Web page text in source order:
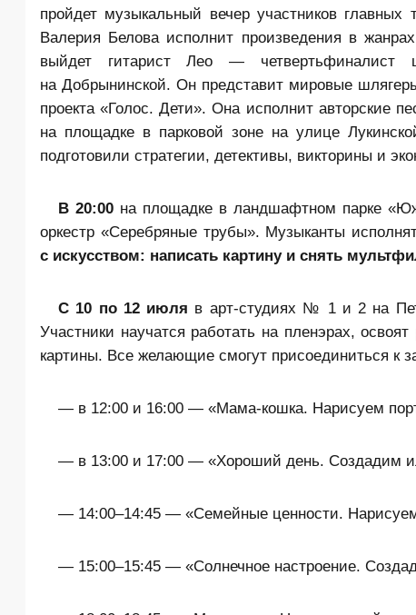
пройдет музыкальный вечер участников
Валерия Белова исполнит произведения в
выйдет гитарист Лео — четвертьфиналист
на Добрынинской. Он представит мировые
проекта «Голос. Дети». Она исполнит авторские
на площадке в парковой зоне на улице
подготовили стратегии, детективы, викторины и
В 20:00 на площадке в ландшафтном парке
оркестр «Серебряные трубы». Музыканты
с искусством: написать картину и снять
С 10 по 12 июля в арт-студиях № 1 и 2 на
Участники научатся работать на пленэрах,
картины. Все желающие смогут присоединиться к
— в 12:00 и 16:00 — «Мама-кошка. Нарисуем
— в 13:00 и 17:00 — «Хороший день. Создадим
— 14:00–14:45 — «Семейные ценности.
— 15:00–15:45 — «Солнечное настроение.